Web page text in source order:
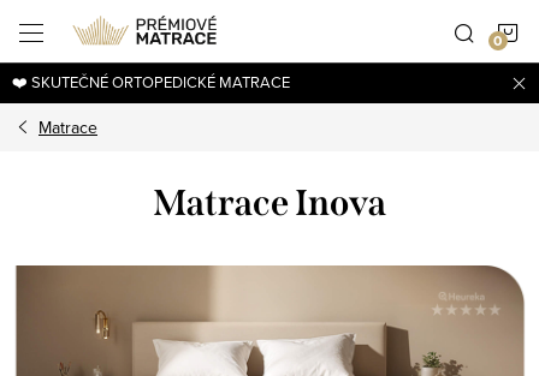
obsah
❤️ SKUTEČNÉ ORTOPEDICKÉ MATRACE
Matrace
Matrace Inova